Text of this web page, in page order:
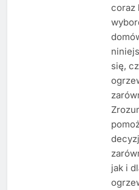
coraz
się,
jak i